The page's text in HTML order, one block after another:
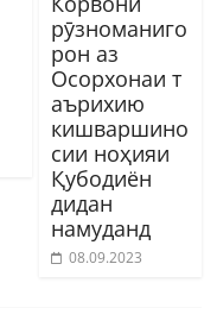
рӯзноманиго
рон аз
Осорхонаи т
аърихию
кишваршино
сии ноҳияи
Қубодиён
дидан
намуданд
08.09.2023